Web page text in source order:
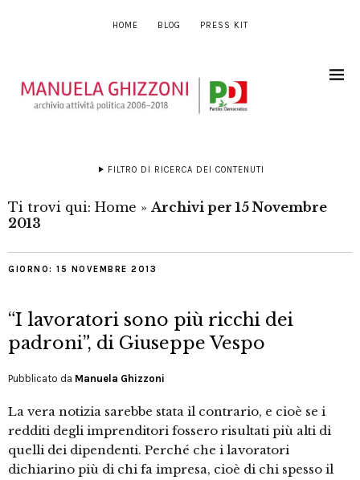
HOME BLOG PRESS KIT
FILTRO DI RICERCA DEI CONTENUTI
Ti trovi qui: Home » Archivi per 15 Novembre
2013
GIORNO: 15 NOVEMBRE 2013
“I lavoratori sono più ricchi dei
padroni”, di Giuseppe Vespo
Pubblicato da Manuela Ghizzoni
La vera notizia sarebbe stata il contrario, e cioè se i
redditi degli imprenditori fossero risultati più alti di
quelli dei dipendenti. Perché che i lavoratori
dichiarino più di chi fa impresa, cioè di chi spesso il